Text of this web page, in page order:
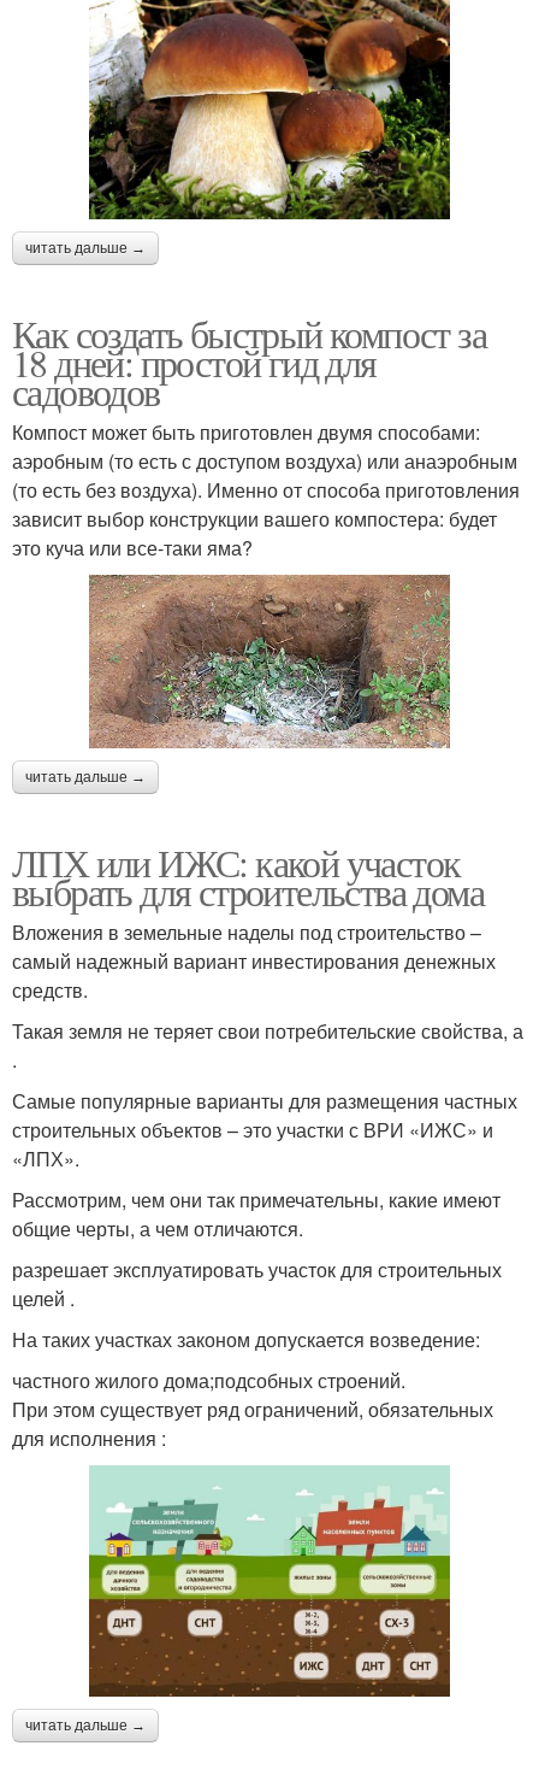
читать дальше →
Как создать быстрый компост за
18 дней: простой гид для
садоводов
Компост может быть приготовлен двумя способами:
аэробным (то есть с доступом воздуха) или анаэробным
(то есть без воздуха). Именно от способа приготовления
зависит выбор конструкции вашего компостера: будет
это куча или все-таки яма?
читать дальше →
ЛПХ или ИЖС: какой участок
выбрать для строительства дома
Вложения в земельные наделы под строительство –
самый надежный вариант инвестирования денежных
средств.
Такая земля не теряет свои потребительские свойства, а
.
Самые популярные варианты для размещения частных
строительных объектов – это участки с ВРИ «ИЖС» и
«ЛПХ».
Рассмотрим, чем они так примечательны, какие имеют
общие черты, а чем отличаются.
разрешает эксплуатировать участок для строительных
целей .
На таких участках законом допускается возведение:
частного жилого дома;подсобных строений.
При этом существует ряд ограничений, обязательных
для исполнения :
читать дальше →